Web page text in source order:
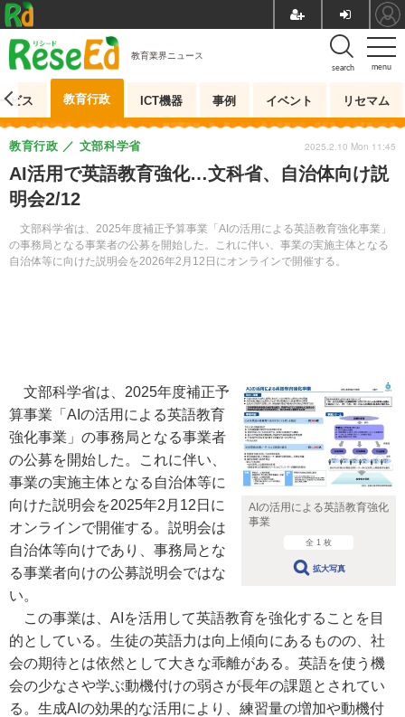
menu
search
教育業界ニュース
ビス 教育行政 ICT機器 事例 イベント リセマム
AI活用で英語教育強化…文科省、自治体向け説
明会2/12
文部科学省は、2025年度補正予算事業「AIの活用による英語教育強化事業」
の事務局となる事業者の公募を開始した。これに伴い、事業の実施主体となる
自治体等に向けた説明会を2026年2月12日にオンラインで開催する。
教育行政 文部科学省 2025.2.10 Mon 11:45
AIの活用による英語教育強化
事業
全 1 枚
拡大写真
文部科学省は、2025年度補正予
算事業「AIの活用による英語教育
強化事業」の事務局となる事業者
の公募を開始した。これに伴い、
事業の実施主体となる自治体等に
向けた説明会を2025年2月12日に
オンラインで開催する。説明会は
自治体等向けであり、事務局とな
る事業者向けの公募説明会ではな
い。
この事業は、AIを活用して英語教育を強化することを目
的としている。生徒の英語力は向上傾向にあるものの、社
会の期待とは依然として大きな乖離がある。英語を使う機
会の少なさや学ぶ動機付けの弱さが長年の課題とされてい
る。生成AIの効果的な活用により、練習量の増加や動機付